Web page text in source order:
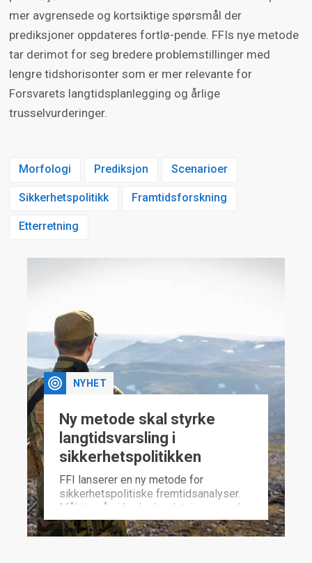
mer avgrensede og kortsiktige spørsmål der
prediksjoner oppdateres fortlø-pende. FFIs nye metode
tar derimot for seg bredere problemstillinger med
lengre tidshorisonter som er mer relevante for
Forsvarets langtidsplanlegging og årlige
trusselvurderinger.
Morfologi Prediksjon Scenarioer
Sikkerhetspolitikk Framtidsforskning
Etterretning
NYHET
Ny metode skal styrke
langtidsvarsling i
sikkerhetspolitikken
FFI lanserer en ny metode for
sikkerhetspolitiske fremtidsanalyser.
Målet er å gi bedre beslutningsgrunnlag
ved ikke bare å utforske hva som kan
skje – men også hva som er mest